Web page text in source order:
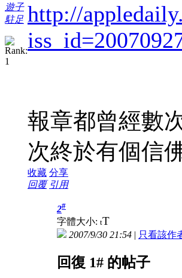
遊子
駐足 http://
報章都曾經數
次終於有個信
收藏 分享
回覆 引用
2#
字體大小: tT
2007/9/30 21:54 | 只看該作
回復 1# 的帖子